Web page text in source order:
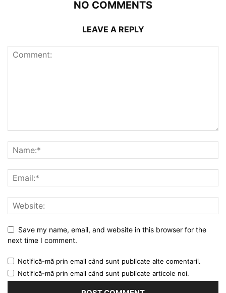
NO COMMENTS
LEAVE A REPLY
Save my name, email, and website in this browser for the
next time I comment.
Notifică-mă prin email când sunt publicate alte comentarii.
Notifică-mă prin email când sunt publicate articole noi.